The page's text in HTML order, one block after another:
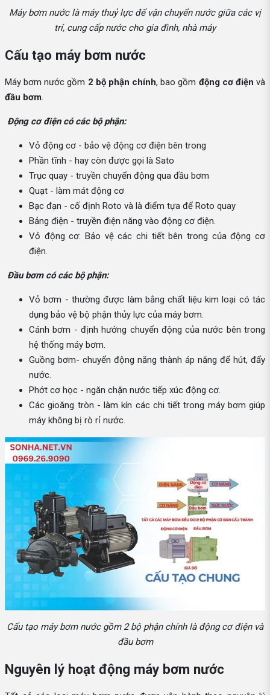
Máy bơm nước là máy thuỷ lực để vận chuyển nước giữa các vị
trí, cung cấp nước cho gia đình, nhà máy
Cấu tạo máy bơm nước
Máy bơm nước gồm 2 bộ phận chính, bao gồm động cơ điện và
đầu bơm
Động cơ điện có các bộ phận:
Vỏ động cơ - bảo vệ động cơ điện bên trong
Phần tĩnh - hay còn được gọi là Sato
Trục quay - truyền chuyển động qua đầu bơm
Quạt - làm mát động cơ
Bạc đạn - cố định Roto và là điểm tựa để Roto quay
Bảng điện - truyền điện năng vào động cơ điện.
Vỏ động cơ: Bảo vệ các chi tiết bên trong của động cơ
điện.
Đầu bơm có các bộ phận:
Vỏ bơm - thường được làm bằng chất liệu kim loại có tác
dụng bảo vệ bộ phận thủy lực của máy bơm.
Cánh bơm - định hướng chuyển động của nước bên trong
hệ thống máy bơm.
Guồng bơm- chuyển động năng thành áp năng để hút, đẩy
nước.
Phớt cơ học - ngăn chặn nước tiếp xúc động cơ.
Các gioăng tròn - làm kín các chi tiết trong máy bơm giúp
máy không bị rò rỉ nước.
Cấu tạo máy bơm nước gồm 2 bộ phận chính là động cơ điện và
đầu bơm
Nguyên lý hoạt động máy bơm nước